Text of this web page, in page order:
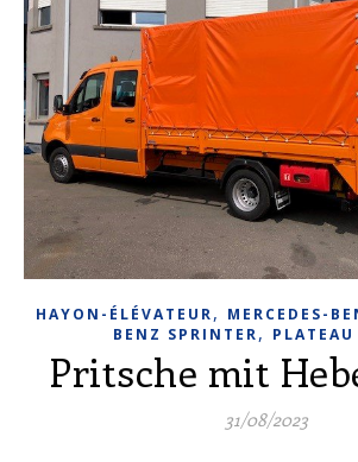
HAYON-ÉLÉVATEUR, MERCEDES-
BENZ SPRINTER, PLATEAU
Pritsche mit
31/08/2023